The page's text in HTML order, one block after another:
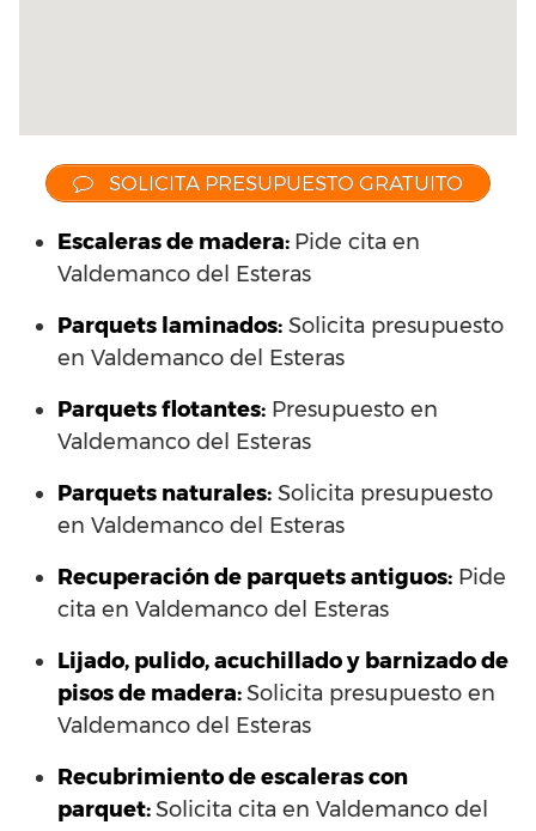
SOLICITA PRESUPUESTO GRATUITO
Escaleras de madera: Pide cita en
Valdemanco del Esteras
Parquets laminados: Solicita presupuesto
en Valdemanco del Esteras
Parquets flotantes: Presupuesto en
Valdemanco del Esteras
Parquets naturales: Solicita presupuesto
en Valdemanco del Esteras
Recuperación de parquets antiguos: Pide
cita en Valdemanco del Esteras
Lijado, pulido, acuchillado y barnizado de
pisos de madera:Solicita presupuesto en
Valdemanco del Esteras
Recubrimiento de escaleras con
parquet:Solicita cita en Valdemanco del